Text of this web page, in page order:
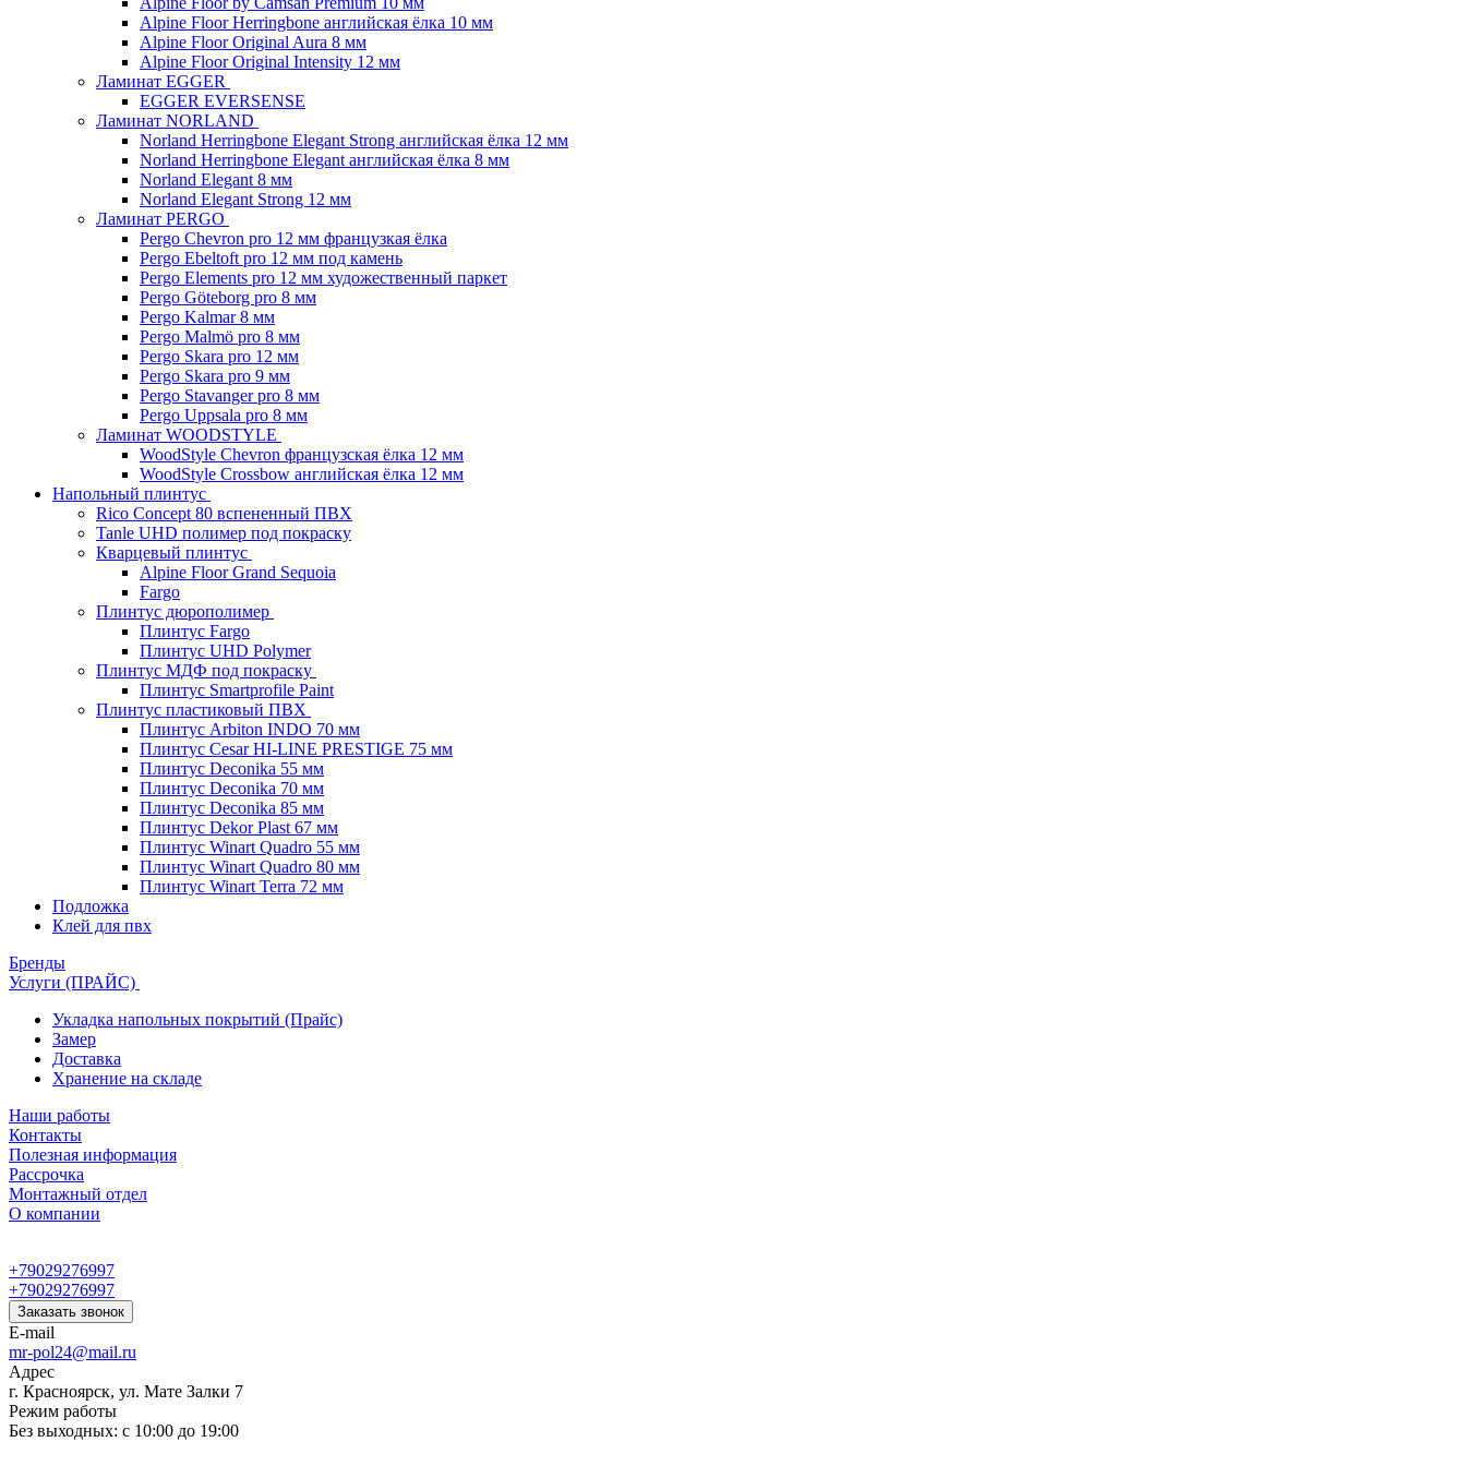
Alpine Floor Herringbone английская ёлка 10 мм
Alpine Floor Original Aura 8 мм
Alpine Floor Original Intensity 12 мм
Ламинат EGGER
EGGER EVERSENSE
Ламинат NORLAND
Norland Herringbone Elegant Strong английская ёлка 12 мм
Norland Herringbone Elegant английская ёлка 8 мм
Norland Elegant 8 мм
Norland Elegant Strong 12 мм
Ламинат PERGO
Pergo Chevron pro 12 мм французкая ёлка
Pergo Ebeltoft pro 12 мм под камень
Pergo Elements pro 12 мм художественный паркет
Pergo Göteborg pro 8 мм
Pergo Kalmar 8 мм
Pergo Malmö pro 8 мм
Pergo Skara pro 12 мм
Pergo Skara pro 9 мм
Pergo Stavanger pro 8 мм
Pergo Uppsala pro 8 мм
Ламинат WOODSTYLE
WoodStyle Chevron французская ёлка 12 мм
WoodStyle Crossbow английская ёлка 12 мм
Напольный плинтус
Rico Concept 80 вспененный ПВХ
Tanle UHD полимер под покраску
Кварцевый плинтус
Alpine Floor Grand Sequoia
Fargo
Плинтус дюрополимер
Плинтус Fargo
Плинтус UHD Polymer
Плинтус МДФ под покраску
Плинтус Smartprofile Paint
Плинтус пластиковый ПВХ
Плинтус Arbiton INDO 70 мм
Плинтус Cesar HI-LINE PRESTIGE 75 мм
Плинтус Deconika 55 мм
Плинтус Deconika 70 мм
Плинтус Deconika 85 мм
Плинтус Dekor Plast 67 мм
Плинтус Winart Quadro 55 мм
Плинтус Winart Quadro 80 мм
Плинтус Winart Terra 72 мм
Подложка
Клей для пвх
Бренды
Услуги (ПРАЙС)
Укладка напольных покрытий (Прайс)
Замер
Доставка
Хранение на складе
Наши работы
Контакты
Полезная информация
Рассрочка
Монтажный отдел
О компании
+79029276997
+79029276997
Заказать звонок
E-mail
mr-pol24@mail.ru
Адрес
г. Красноярск, ул. Мате Залки 7
Режим работы
Без выходных: с 10:00 до 19:00